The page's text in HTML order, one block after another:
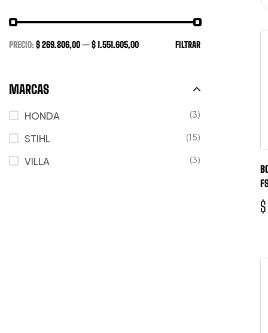
$
FILTRAR
PRECIO:$ 269.806,00—$ 1.551.605,00
MARCAS
HONDA (3)
STIHL (15)
VILLA (3)